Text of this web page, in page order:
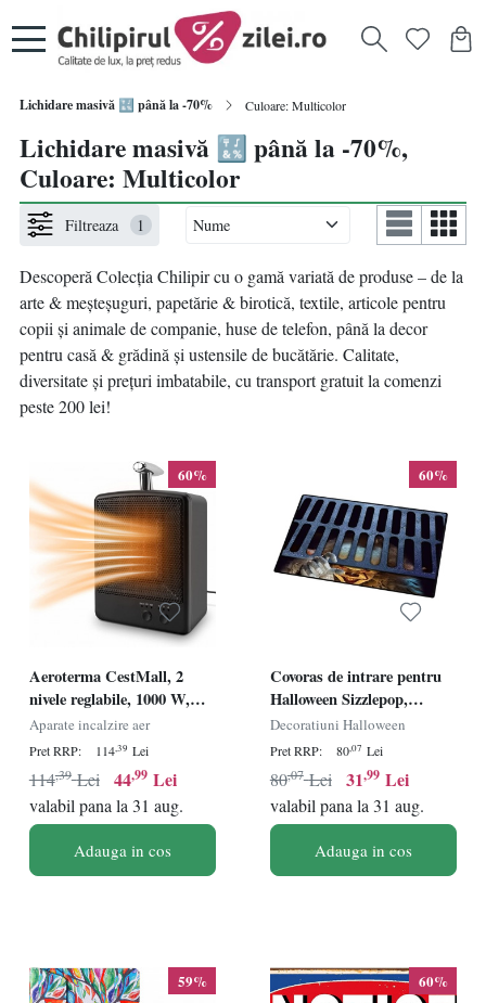
Lichidare masivă 🔣 până la -70% Culoare: Multicolor
Lichidare masivă 🔣 până la -70%,
Culoare: Multicolor
Filtreaza 1
Descoperă Colecția Chilipircu o gamă variată de produse – de la
arte & meșteșuguri, papetărie & birotică, textile, articole pentru
copii și animale de companie, huse de telefon, până la decor
pentru casă & grădină și ustensile de bucătărie. Calitate,
diversitate și prețuri imbatabile, cu transport gratuit la comenzi
peste 200 lei!
60%
Aeroterma CestMall, 2
nivele reglabile, 1000 W,
negru, ceramica/ABS, 150 x
250 x 95 mm
Aparate incalzire aer
Pret RRP: 114,39 Lei
44,99 Lei
114,39 Lei
valabil pana la 31 aug.
Adauga in cos
60%
Covoras de intrare pentru
Halloween Sizzlepop,
poliester, multicolor, 60 x 40
cm
Decoratiuni Halloween
Pret RRP: 80,07 Lei
31,99 Lei
80,07 Lei
valabil pana la 31 aug.
Adauga in cos
59% 60%